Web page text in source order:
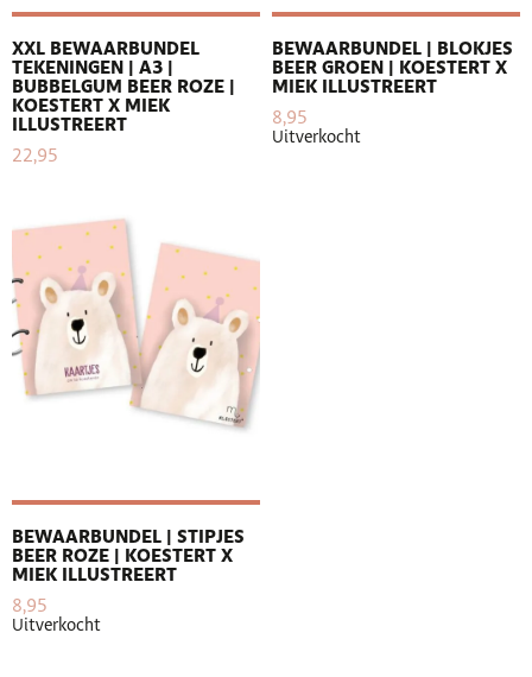
XXL BEWAARBUNDEL
TEKENINGEN | A3 |
BUBBELGUM BEER ROZE |
KOESTERT X MIEK
ILLUSTREERT
22,95
BEWAARBUNDEL | BLOKJES
BEER GROEN | KOESTERT X
MIEK ILLUSTREERT
8,95
Uitverkocht
BEWAARBUNDEL | STIPJES
BEER ROZE | KOESTERT X
MIEK ILLUSTREERT
8,95
Uitverkocht